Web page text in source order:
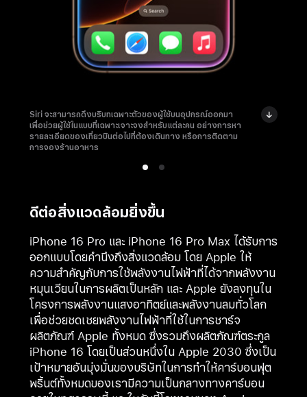
Siri จะสามารถดึงบริบทเฉพาะตัวของผู้ใช้บนอุปกรณ์ออกมา
เพื่อช่วยผู้ใช้ในแบบที่เฉพาะเจาะจงสำหรับแต่ละคน อย่างการหา
รายละเอียดของเที่ยวบินต่อไปที่ต้องเดินทาง หรือการติดตาม
การจองร้านอาหาร
ดีต่อสิ่งแวดล้อมยิ่งขึ้น
iPhone 16 Pro และ iPhone 16 Pro Max ได้รับการ
ออกแบบโดยคำนึงถึงสิ่งแวดล้อม โดย Apple ให้
ความสำคัญกับการใช้พลังงานไฟฟ้าที่ได้จากพลังงาน
หมุนเวียนในการผลิตเป็นหลัก และ Apple ยังลงทุนใน
โครงการพลังงานแสงอาทิตย์และพลังงานลมทั่วโลก
เพื่อช่วยชดเชยพลังงานไฟฟ้าที่ใช้ในการชาร์จ
ผลิตภัณฑ์ Apple ทั้งหมด ซึ่งรวมถึงผลิตภัณฑ์ตระกูล
iPhone 16 โดยเป็นส่วนหนึ่งใน Apple 2030 ซึ่งเป็น
เป้าหมายอันมุ่งมั่นของบริษัทในการทำให้คาร์บอนฟุต
พริ้นต์ทั้งหมดของเรามีความเป็นกลางทางคาร์บอน